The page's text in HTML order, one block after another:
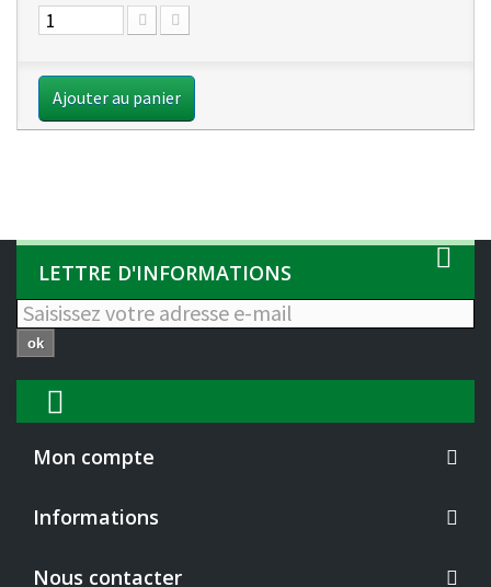
Ajouter au panier
LETTRE D'INFORMATIONS
ok
Mon compte
Informations
Nous contacter